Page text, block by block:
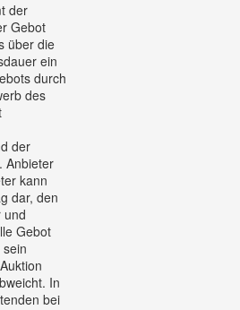
der
Gebot
über die
ein
durch
des
der
Anbieter
kann
dar, den
und
Gebot
In
bei